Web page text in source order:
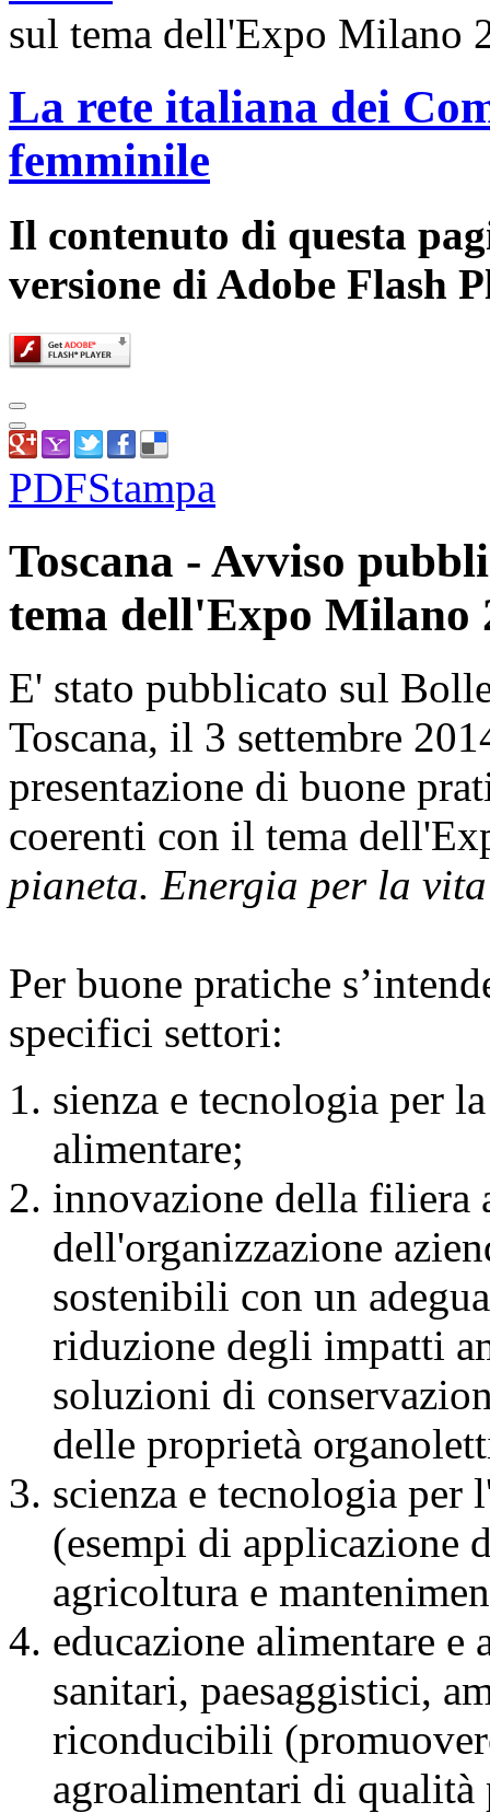
sul tema dell'Expo Milano
La rete italiana dei
femminile
Il contenuto di questa
versione di Adobe Flash
PDFStampa
Toscana - Avviso
tema dell'Expo Milano
E' stato pubblicato sul
Toscana, il 3 settembre
presentazione di buone
coerenti con il tema
pianeta. Energia per la
Per buone pratiche
specifici settori:
sienza e tecnologia per
alimentare;
innovazione della filiera
dell'organizzazione
sostenibili con un
riduzione degli impatti
soluzioni di
delle proprietà
scienza e tecnologia
(esempi di applicazione
agricoltura e
educazione alimentare
sanitari, paesaggistici,
riconducibili
agroalimentari di qualità